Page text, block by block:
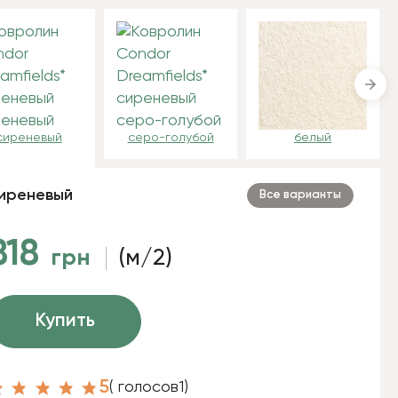
серо-голубой белый
Все варианты
грн (м/2)
Купить
5( голосов1)